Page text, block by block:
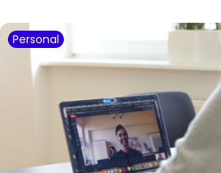
Personal